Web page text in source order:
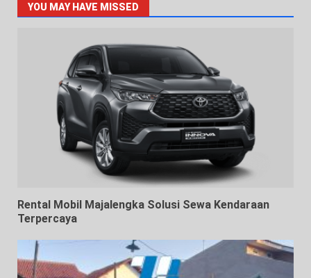
YOU MAY HAVE MISSED
Rental Mobil Majalengka Solusi Sewa Kendaraan
Terpercaya